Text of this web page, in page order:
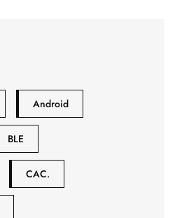
Android
BLE
CAC.